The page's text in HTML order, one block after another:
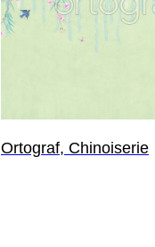
Ortograf, Chinoiserie